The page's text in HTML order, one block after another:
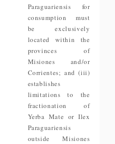
Paraguariensis for
consumption must
be exclusively
located within the
provinces of
Misiones and/or
Corrientes; and (iii)
establishes
limitations to the
fractionation of
Yerba Mate or Ilex
Paraguariensis
outside Misiones